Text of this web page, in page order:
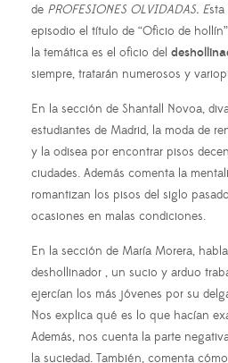
de PROFESIONES OLVIDADAS. Esta
episodio el título de “Oficio de
la temática es el oficio del
siempre, tratarán numerosos y
En la sección de Shantall Novoa,
estudiantes de Madrid, la moda de
y la odisea por encontrar pisos
ciudades. Además comenta la
romantizan los pisos del siglo
ocasiones en malas condiciones.
En la sección de María Morera,
deshollinador , un sucio y arduo
ejercían los más jóvenes por su
Nos explica qué es lo que hacían
Además, nos cuenta la parte
la suciedad. También, comenta